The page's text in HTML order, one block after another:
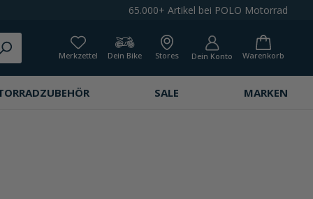
65.000+ Artikel bei POLO Motorrad
Merkzettel Dein Bike Stores Dein Konto Warenkorb
SALE MARKEN